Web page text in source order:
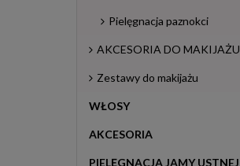
Pielęgnacja paznokci
AKCESORIA DO MAKIJAŻU
Zestawy do makijażu
WŁOSY
AKCESORIA
PIELĘGNACJA JAMY USTNEJ